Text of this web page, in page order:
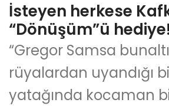
İsteyen herkese
“Dönüşüm”ü hediye!
“Gregor Samsa
rüyalardan uyandığı
yatağında kocaman